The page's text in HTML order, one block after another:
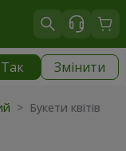
Так Змінити
150 грн
> Букети квітів